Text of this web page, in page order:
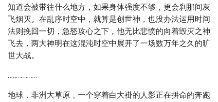
知道会被带往什么地方，如果身体强度不够，更会刹那间灰
飞烟灭。在乱序时空中，就算是创世神，也没办法运用时间
法则挽回一切，急怒攻心之下，他无比悲愤的向着毁灭之神
飞去，两大神明在这混沌时空中展开了一场数万年之久的旷
世大战。
………………
地球，非洲大草原，一个穿着白大褂的人影正在拼命的奔跑